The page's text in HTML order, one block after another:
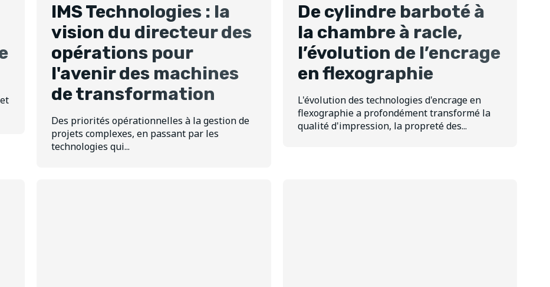
IMS Technologies : la
vision du directeur des
opérations pour
l'avenir des machines
de transformation
Des priorités opérationnelles à la gestion de
projets complexes, en passant par les
technologies qui...
De cylindre barboté à
la chambre à racle,
l’évolution de l’encrage
en flexographie
L'évolution des technologies d'encrage en
flexographie a profondément transformé la
qualité d'impression, la propreté des...